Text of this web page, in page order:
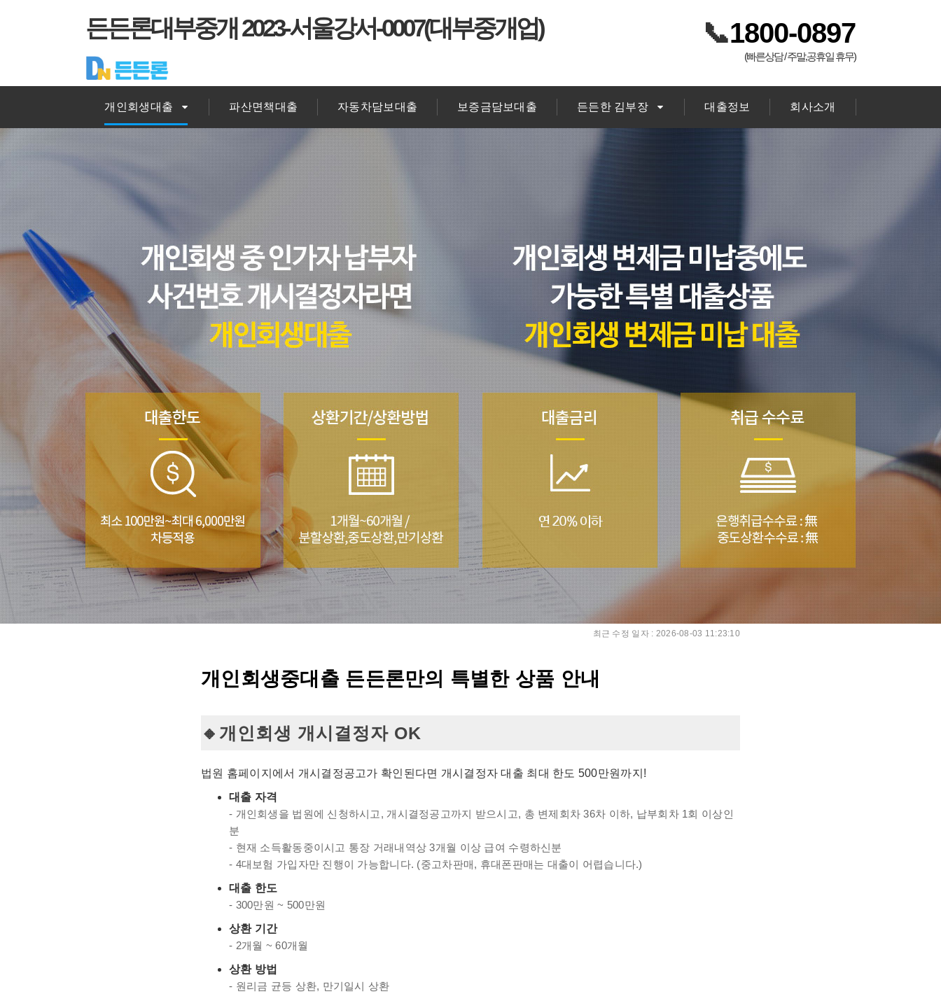
든든론대부중개 2023-서울강서-0007(대부중개업) 📞1800-0897
(빠른상담 / 주말,공휴일 휴무)
개인회생대출 파산면책대출 자동차담보대출 보증금담보대출 든든한 김부장 대출정보 회사소개
최근 수정 일자 : 2026-08-03 11:23:10
개인회생중대출 든든론만의 특별한 상품 안내
개인회생 개시결정자 OK
법원 홈페이지에서 개시결정공고가 확인된다면 개시결정자 대출 최대 한도 500만원까지!
대출 자격
- 개인회생을 법원에 신청하시고, 개시결정공고까지 받으시고, 총 변제회차 36차 이하, 납부회차 1회 이상인
분
- 현재 소득활동중이시고 통장 거래내역상 3개월 이상 급여 수령하신분
- 4대보험 가입자만 진행이 가능합니다. (중고차판매, 휴대폰판매는 대출이 어렵습니다.)
대출 한도
- 300만원 ~ 500만원
상환 기간
- 2개월 ~ 60개월
상환 방법
- 원리금 균등 상환, 만기일시 상환